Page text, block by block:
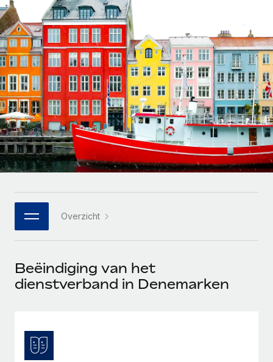
Zzp'ers internationaal onboarden en beheren
PEO
Ingewikkelde HR-taken eenvoudig uitbesteden
INFRASTRUCTUUR
Remote Embedded
HR naadloos in workflows integreren
Platform
Ingebouwde essentiële HR-functies voor je team
Integraties
DIENSTEN
Achtergrondonderzoek
Vereenvoudig het screeningsproces van
GROEIFASE
Start-ups
Flexibele global HR en payroll solutions voor groeiende
bedrijven
Mid-market
Teams uitbreiden met HR solutions op maat
Enterprise
Global HR voor grote bedrijven
WERK MET ONS SAMEN
Strategische technologiepartners
Een partner worden
Ontdek hoe je met ons kunt samenwerken
Betalingscalculator voor zzp'ers
Ontdek valuta-opties en betaalsnelheden voor
internationale zzp'ers
LEREN MET REMOTE
Onderzoek en gidsen
Casestudy's
HR-woordenlijst
Checklists en templates
Webinars
Newsroom
Support
Nederlands
Français
Deutsch
Español
Italiano
Português (Portugal)
日本語
한국어
Inloggen
Overzicht
Beëindiging van het
dienstverband in Denemarken